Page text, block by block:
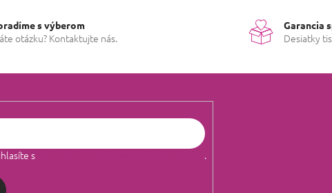
s výberom
otázku? Kontaktujte nás.
Garancia
Desiatky
s .